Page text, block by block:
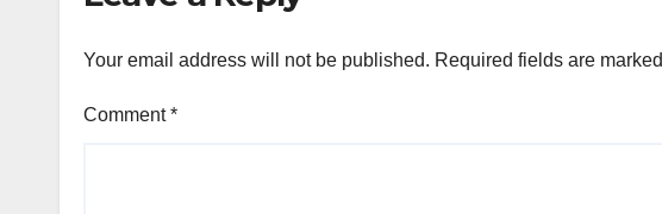
Your email address will not be published. Required fields are marked
Comment*